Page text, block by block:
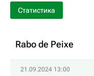
Статистика
Rabo de Peixe
21.09.2024 13:00